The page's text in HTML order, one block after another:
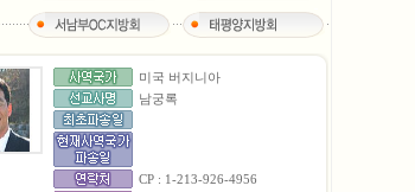
미국 버지니아
남궁록
CP : 1-213-926-4956